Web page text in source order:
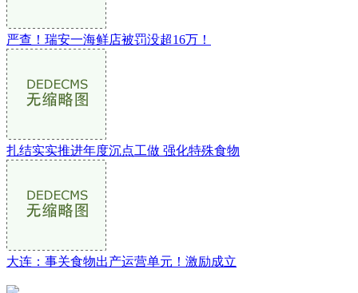
严查！瑞安一海鲜店被罚没超16万！
扎结实实推进年度沉点工做 强化特殊食物
大连：事关食物出产运营单元！激励成立